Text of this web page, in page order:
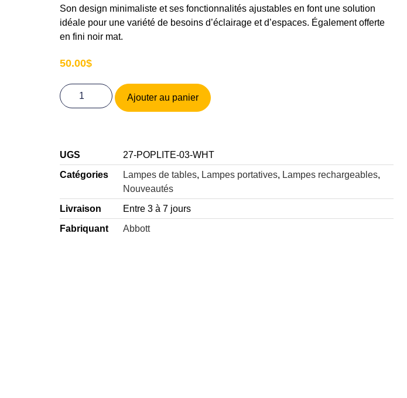
Son design minimaliste et ses fonctionnalités ajustables en font une solution
idéale pour une variété de besoins d’éclairage et d’espaces. Également offerte
en fini noir mat.
50.00$
Ajouter au panier
UGS
27-POPLITE-03-WHT
Catégories
Lampes de tables, Lampes portatives, Lampes rechargeables,
Nouveautés
Livraison
Entre 3 à 7 jours
Fabriquant
Abbott